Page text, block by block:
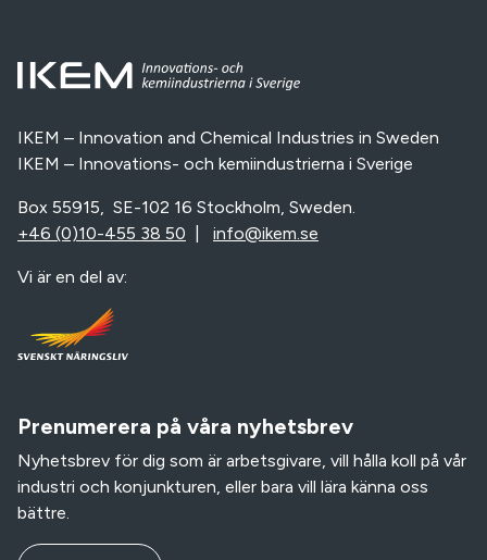
IKEM – Innovation and Chemical Industries in Sweden
IKEM – Innovations- och kemiindustrierna i Sverige
Box 55915, SE-102 16 Stockholm, Sweden.
+46 (0)10-455 38 50
info@ikem.se
Vi är en del av:
Prenumerera på våra nyhetsbrev
Nyhetsbrev för dig som är arbetsgivare, vill hålla koll på vår
industri och konjunkturen, eller bara vill lära känna oss
bättre.